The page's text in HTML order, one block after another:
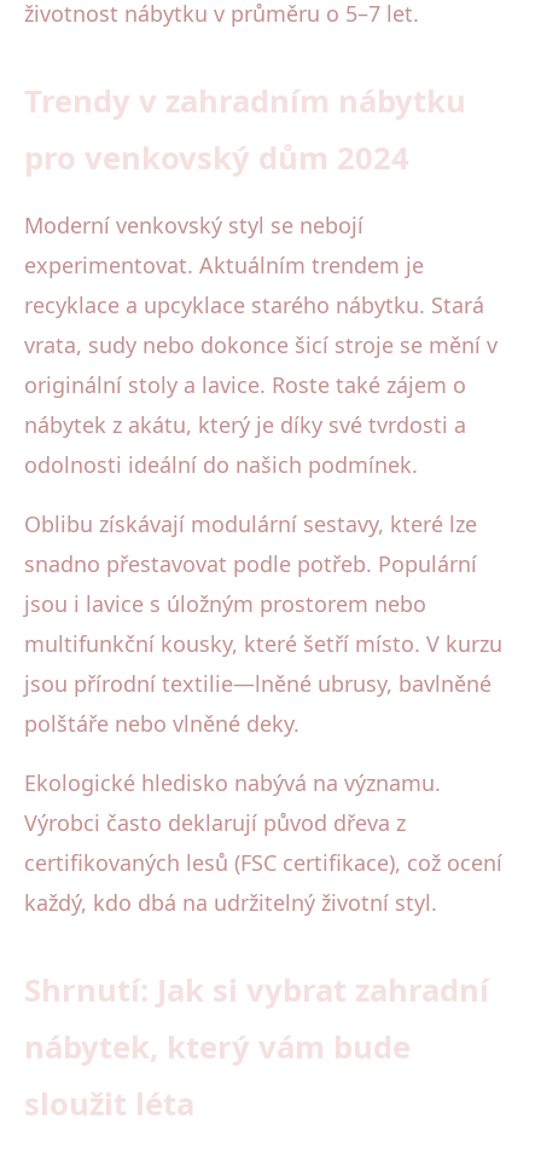
životnost nábytku v průměru o 5–7 let.
Trendy v zahradním nábytku
pro venkovský dům 2024
Moderní venkovský styl se nebojí
experimentovat. Aktuálním trendem je
recyklace a upcyklace starého nábytku. Stará
vrata, sudy nebo dokonce šicí stroje se mění v
originální stoly a lavice. Roste také zájem o
nábytek z akátu, který je díky své tvrdosti a
odolnosti ideální do našich podmínek.
Oblibu získávají modulární sestavy, které lze
snadno přestavovat podle potřeb. Populární
jsou i lavice s úložným prostorem nebo
multifunkční kousky, které šetří místo. V kurzu
jsou přírodní textilie—lněné ubrusy, bavlněné
polštáře nebo vlněné deky.
Ekologické hledisko nabývá na významu.
Výrobci často deklarují původ dřeva z
certifikovaných lesů (FSC certifikace), což ocení
každý, kdo dbá na udržitelný životní styl.
Shrnutí: Jak si vybrat zahradní
nábytek, který vám bude
sloužit léta